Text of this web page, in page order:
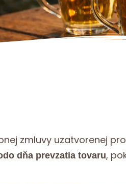
zmluvy uzatvorenej
dňa prevzatia tovaru,